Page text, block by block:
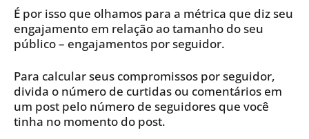
É por isso que olhamos para a métrica que diz seu
engajamento em relação ao tamanho do seu
público – engajamentos por seguidor.
Para calcular seus compromissos por seguidor,
divida o número de curtidas ou comentários em
um post pelo número de seguidores que você
tinha no momento do post.